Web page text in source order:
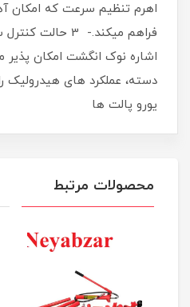
اهرم تنظیم سرعت که امکان
فراهم میکند.- 3
اشاره نوک انگشت امکان پذیر
دسته، عملکرد های هیدرولیک
یورو پالت ها
محصولات مرتبط